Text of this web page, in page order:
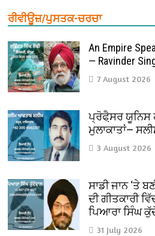
ਰੀਵੀਊਜ਼/ਪੁਸਤਕ-ਚਰਚਾ
An Empire
— Ravinder
7 August 2026
ਪ੍ਰੋਫੈ਼ਸਰ ਯੂਨਿਸ
ਮੁਲਾਕਾਤਾਂ—
3 August 2026
ਸਾਡੀ ਜਾਨ ‘ਤੇ
ਦੀ ਗੀਤਕਾਰੀ
ਪਿਆਰਾ ਸਿੰਘ
31 July 2026